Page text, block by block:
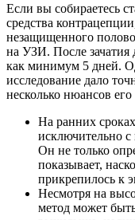
Если вы собираетесь
средства
незащищенного
на УЗИ. После зачатия
как минимум 5 дней.
исследование дало
несколько нюансов
На ранних
исключительно
Он не только
показывает,
прикрепилось к
Несмотря на
метод может